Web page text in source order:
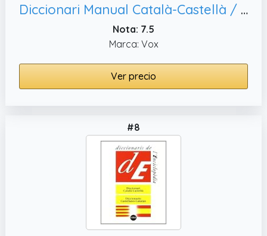
Diccionari Manual Català-Castellà / Castellano-Catalán (Vox - Lengua Catalana - Diccionarios Generales)
Nota: 7.5
Marca: Vox
Ver precio
#8